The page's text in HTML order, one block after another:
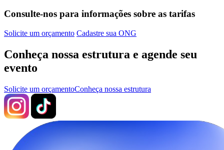
Consulte-nos para informações sobre as tarifas
Solicite um orçamento Cadastre sua ONG
Conheça nossa estrutura e agende seu
evento
Solicite um orçamentoConheça nossa estrutura